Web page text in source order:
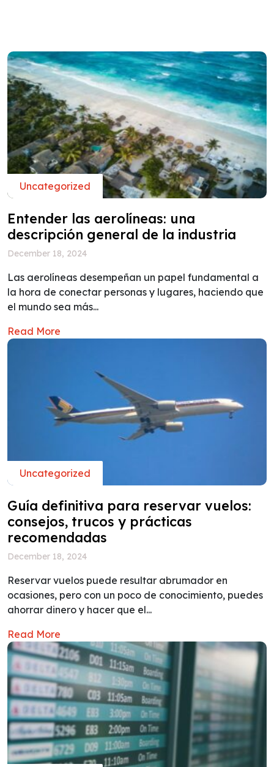
Uncategorized
Entender las aerolíneas: una
descripción general de la industria
December 18, 2024
Las aerolíneas desempeñan un papel fundamental a
la hora de conectar personas y lugares, haciendo que
el mundo sea más...
Read More
Uncategorized
Guía definitiva para reservar vuelos:
consejos, trucos y prácticas
recomendadas
December 18, 2024
Reservar vuelos puede resultar abrumador en
ocasiones, pero con un poco de conocimiento, puedes
ahorrar dinero y hacer que el...
Read More